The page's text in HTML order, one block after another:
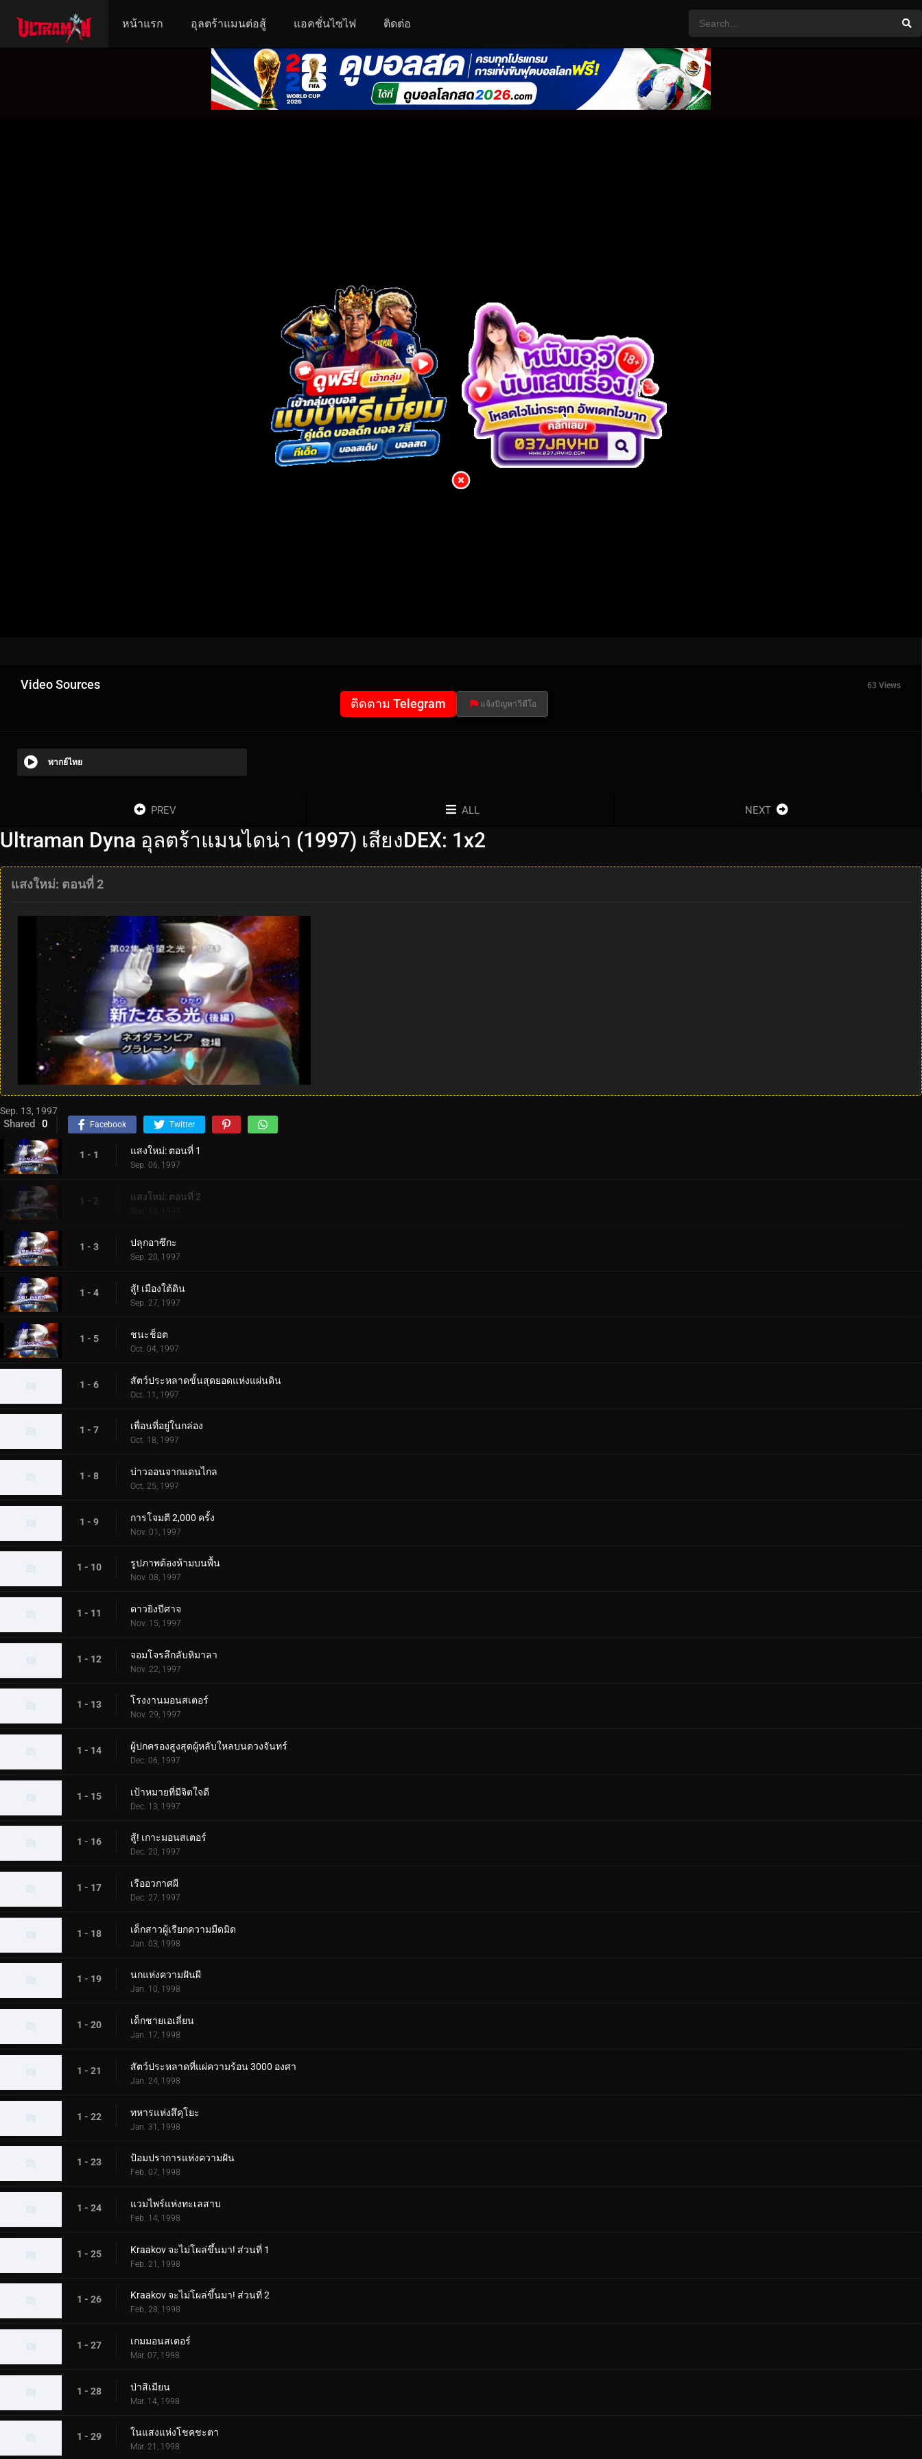
หน้าแรก อุลตร้าแมนต่อสู้ แอคชั่นไซไฟ ติดต่อ
Video Sources 63 Views
ติดตาม Telegram แจ้งปัญหาวีดีโอ
พากย์ไทย
PREV ALL NEXT
Ultraman Dyna อุลตร้าแมนไดน่า (1997) เสียงDEX: 1x2
แสงใหม่: ตอนที่ 2
Sep. 13, 1997
Shared 0 Facebook Twitter
1 - 1 แสงใหม่: ตอนที่ 1
Sep. 06, 1997
1 - 2 แสงใหม่: ตอนที่ 2
Sep. 13, 1997
1 - 3 ปลุกอาซึกะ
Sep. 20, 1997
1 - 4 สู้! เมืองใต้ดิน
Sep. 27, 1997
1 - 5 ชนะช็อต
Oct. 04, 1997
1 - 6 สัตว์ประหลาดขั้นสุดยอดแห่งแผ่นดิน
Oct. 11, 1997
1 - 7 เพื่อนที่อยู่ในกล่อง
Oct. 18, 1997
1 - 8 บ่าวออนจากแดนไกล
Oct. 25, 1997
1 - 9 การโจมตี 2,000 ครั้ง
Nov. 01, 1997
1 - 10 รูปภาพต้องห้ามบนพื้น
Nov. 08, 1997
1 - 11 ดาวยิงปีศาจ
Nov. 15, 1997
1 - 12 จอมโจรลึกลับหิมาลา
Nov. 22, 1997
1 - 13 โรงงานมอนสเตอร์
Nov. 29, 1997
1 - 14 ผู้ปกครองสูงสุดผู้หลับใหลบนดวงจันทร์
Dec. 06, 1997
1 - 15 เป้าหมายที่มีจิตใจดี
Dec. 13, 1997
1 - 16 สู้! เกาะมอนสเตอร์
Dec. 20, 1997
1 - 17 เรืออวกาศผี
Dec. 27, 1997
1 - 18 เด็กสาวผู้เรียกความมืดมิด
Jan. 03, 1998
1 - 19 นกแห่งความฝันผี
Jan. 10, 1998
1 - 20 เด็กชายเอเลี่ยน
Jan. 17, 1998
1 - 21 สัตว์ประหลาดที่แผ่ความร้อน 3000 องศา
Jan. 24, 1998
1 - 22 ทหารแห่งสึคุโยะ
Jan. 31, 1998
1 - 23 ป้อมปราการแห่งความฝัน
Feb. 07, 1998
1 - 24 แวมไพร์แห่งทะเลสาบ
Feb. 14, 1998
1 - 25 Kraakov จะไม่โผล่ขึ้นมา! ส่วนที่ 1
Feb. 21, 1998
1 - 26 Kraakov จะไม่โผล่ขึ้นมา! ส่วนที่ 2
Feb. 28, 1998
1 - 27 เกมมอนสเตอร์
Mar. 07, 1998
1 - 28 ป่าสิเมียน
Mar. 14, 1998
1 - 29 ในแสงแห่งโชคชะตา
Mar. 21, 1998